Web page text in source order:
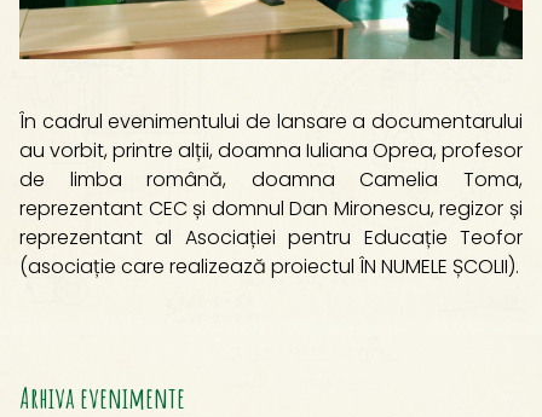
În cadrul evenimentului de lansare a documentarului
au vorbit, printre alții, doamna Iuliana Oprea, profesor
de limba română, doamna Camelia Toma,
reprezentant CEC și domnul Dan Mironescu, regizor și
reprezentant al Asociației pentru Educație Teofor
(asociație care realizează proiectul ÎN NUMELE ȘCOLII).
Arhiva evenimente